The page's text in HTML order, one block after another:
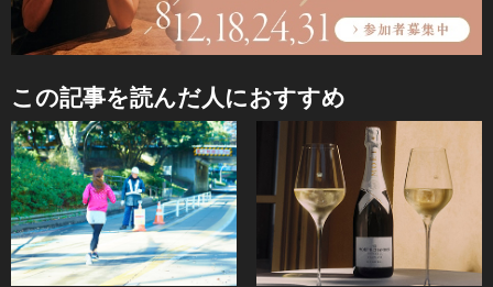
この記事を読んだ人におすすめ